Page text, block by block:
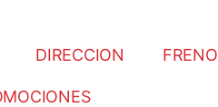
DIRECCION FRENO